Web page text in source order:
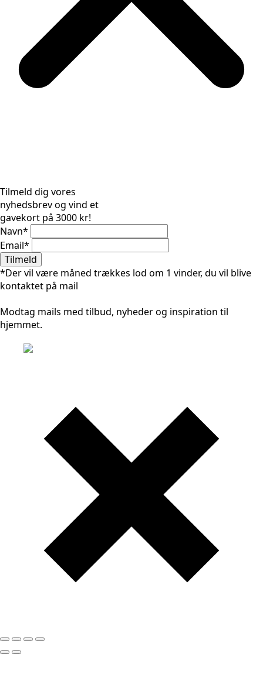
Tilmeld dig vores
nyhedsbrev og vind et
gavekort på 3000 kr!
Navn*
Email*
Tilmeld
*Der vil være måned trækkes lod om 1 vinder, du vil blive
kontaktet på mail
Modtag mails med tilbud, nyheder og inspiration til
hjemmet.